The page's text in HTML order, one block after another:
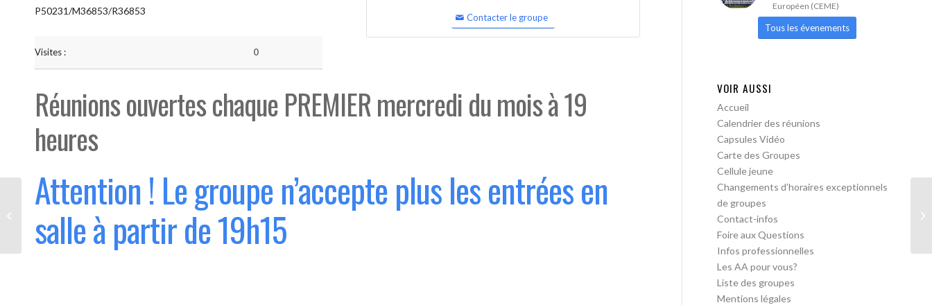
P50231/M36853/R36853
Visites : 0
Contacter le groupe
Réunions ouvertes chaque PREMIER mercredi du mois à 19
heures
Attention ! Le groupe n’accepte plus les entrées en
salle à partir de 19h15
Européen (CEME)
Tous les évenements
VOIR AUSSI
Accueil
Calendrier des réunions
Capsules Vidéo
Carte des Groupes
Cellule jeune
Changements d’horaires exceptionnels
de groupes
Contact-infos
Foire aux Questions
Infos professionnelles
Les AA pour vous?
Liste des groupes
Mentions légales
Bouge “Saint-Luc” (Ouvert 1°
mercredi du mois)